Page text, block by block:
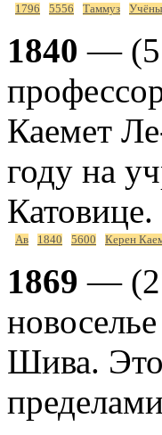
1796 5556 Таммуз
1840 — (5
Каемет
году на
Ав 1840 5600 Керен
1869 —
Шива. Это